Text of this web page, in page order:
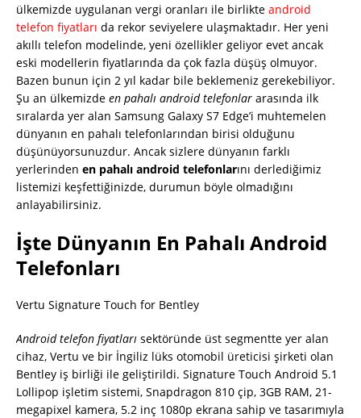
ülkemizde uygulanan vergi oranları ile birlikte android
telefon fiyatları da rekor seviyelere ulaşmaktadır. Her yeni
akıllı telefon modelinde, yeni özellikler geliyor evet ancak
eski modellerin fiyatlarında da çok fazla düşüş olmuyor.
Bazen bunun için 2 yıl kadar bile beklemeniz gerekebiliyor.
Şu an ülkemizde en pahalı android telefonlar arasında ilk
sıralarda yer alan Samsung Galaxy S7 Edge’i muhtemelen
dünyanın en pahalı telefonlarından birisi olduğunu
düşünüyorsunuzdur. Ancak sizlere dünyanın farklı
yerlerinden en pahalı android telefonlarını derlediğimiz
listemizi keşfettiğinizde, durumun böyle olmadığını
anlayabilirsiniz.
İşte Dünyanın En Pahalı Android
Telefonları
Vertu Signature Touch for Bentley
Android telefon fiyatları sektöründe üst segmentte yer alan
cihaz, Vertu ve bir İngiliz lüks otomobil üreticisi şirketi olan
Bentley iş birliği ile geliştirildi. Signature Touch Android 5.1
Lollipop işletim sistemi, Snapdragon 810 çip, 3GB RAM, 21-
megapixel kamera, 5.2 inç 1080p ekrana sahip ve tasarımıyla